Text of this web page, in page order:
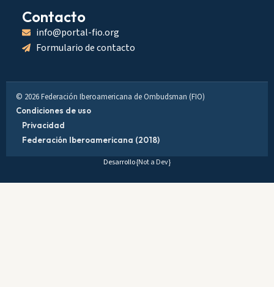
Contacto
info@portal-fio.org
Formulario de contacto
© 2026 Federación Iberoamericana de Ombudsman (FIO)
Condiciones de uso
Privacidad
Federación Iberoamericana (2018)
Desarrollo{Not a Dev}